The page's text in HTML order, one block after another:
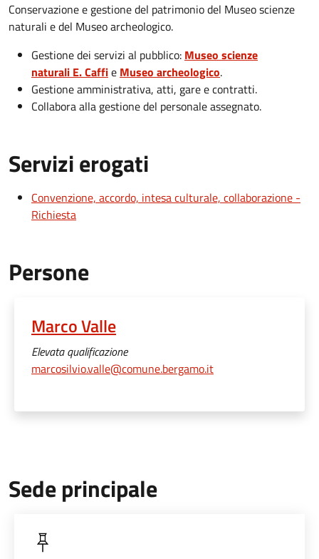
Conservazione e gestione del patrimonio del Museo scienze
naturali e del Museo archeologico.
Gestione dei servizi al pubblico: Museo scienze
naturali E. Caffie Museo archeologico.
Gestione amministrativa, atti, gare e contratti.
Collabora alla gestione del personale assegnato.
Servizi erogati
Convenzione, accordo, intesa culturale, collaborazione -
Richiesta
Persone
Marco Valle
Elevata qualificazione
marcosilvio.valle@comune.bergamo.it
Sede principale